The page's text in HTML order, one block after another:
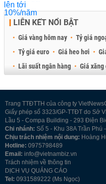
LIÊN KẾT NỔI BẬT
Giá vàng hôm nay Tỷ giá
Tỷ giá euro
Giá heo hơi
Lãi suất ngân hàng
Giá xăng
Trang TTĐTTH của công ty
Giấy phép số 3323/GP-TTĐT do Sở
Lầu 5 - Compa Building - 293 Điện
Chi nhánh: Số 5 - Khu 38A Trần Phú
Chịu trách nhiệm nội dung: Hoàng
Hotline: 0975798489
Email: info@vietnambiz.vn
Trách nhiệm về thông tin
DỊCH VỤ QUẢNG CÁO
Tel: 0931589222 (Ms Ngọc)